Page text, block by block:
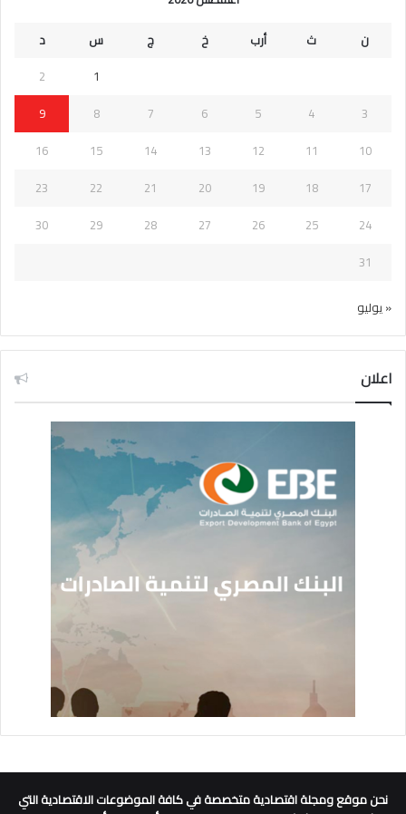
ن
ث أرب خ ج س
د
1
2
3
4
5
6
7
8
9
10
11
12
13
14
15
16
17
18
19
20
21
22
23
24
25
26
27
28
29
30
31
« يوليو
اعلان
نحن موقع ومجلة اقتصادية متخصصة في كافة الموضوعات الاقتصادية التي